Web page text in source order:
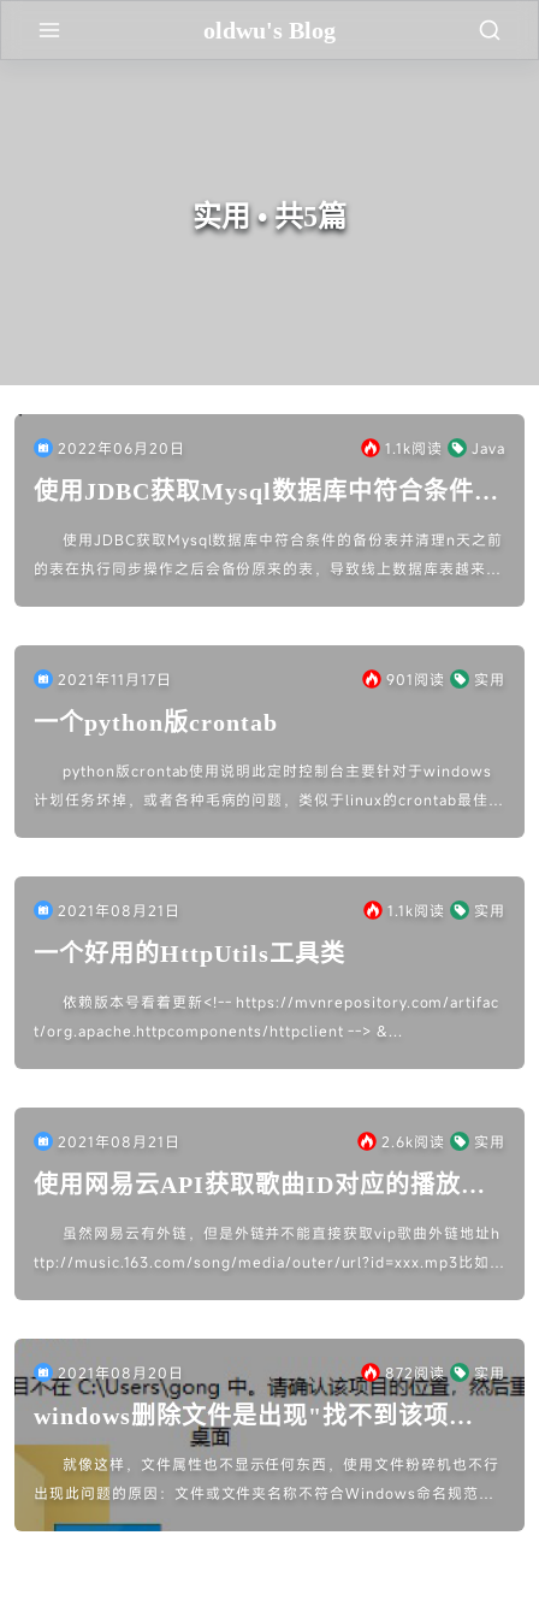
oldwu's Blog
实用 • 共5篇
2022年06月20日 1.1k阅读 Java
使用JDBC获取Mysql数据库中符合条件的
使用JDBC获取Mysql数据库中符合条件的备份表并清理n天之前
的表在执行同步操作之后会备份原来的表，导致线上数据库表越来越
2021年11月17日 901阅读 实用
一个python版crontab
python版crontab使用说明此定时控制台主要针对于windows
计划任务坏掉，或者各种毛病的问题，类似于linux的crontab最佳支
2021年08月21日 1.1k阅读 实用
一个好用的HttpUtils工具类
依赖版本号看着更新<!-- https://mvnrepository.com/artifac
t/org.apache.httpcomponents/httpclient --> &...
2021年08月21日 2.6k阅读 实用
使用网易云API获取歌曲ID对应的播放链
虽然网易云有外链，但是外链并不能直接获取vip歌曲外链地址h
ttp://music.163.com/song/media/outer/url?id=xxx.mp3比如这
2021年08月20日 872阅读 实用
windows删除文件是出现"找不到该项
目..."的解决方法
就像这样，文件属性也不显示任何东西，使用文件粉碎机也不行
出现此问题的原因：文件或文件夹名称不符合Windows命名规范，
比如名称中含有特殊符号;使用下载工具创建的文件夹，在未下载完